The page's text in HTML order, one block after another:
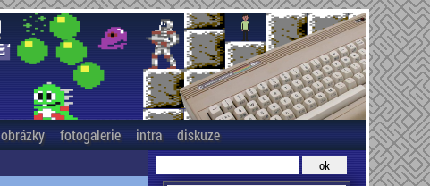
obrázky fotogalerie intra diskuze